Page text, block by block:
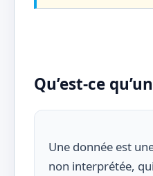
Qu’est-ce
Une donnée est
non interprétée,